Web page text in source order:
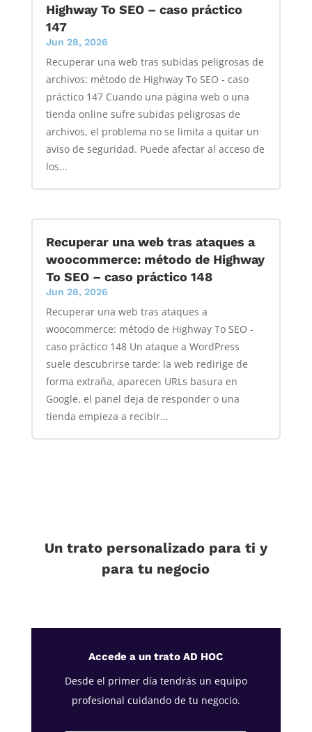
Highway To SEO – caso práctico
147
Jun 28, 2026
Recuperar una web tras subidas peligrosas de
archivos: método de Highway To SEO - caso
práctico 147 Cuando una página web o una
tienda online sufre subidas peligrosas de
archivos, el problema no se limita a quitar un
aviso de seguridad. Puede afectar al acceso de
los...
Recuperar una web tras ataques a
woocommerce: método de Highway
To SEO – caso práctico 148
Jun 28, 2026
Recuperar una web tras ataques a
woocommerce: método de Highway To SEO -
caso práctico 148 Un ataque a WordPress
suele descubrirse tarde: la web redirige de
forma extraña, aparecen URLs basura en
Google, el panel deja de responder o una
tienda empieza a recibir...
Un trato personalizado para ti y
para tu negocio
Accede a un trato AD HOC
Desde el primer día tendrás un equipo
profesional cuidando de tu negocio.